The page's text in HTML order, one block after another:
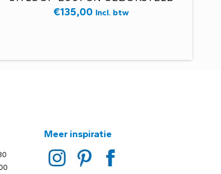
NIKKEL
€135,00 Incl. btw
Meer inspiratie